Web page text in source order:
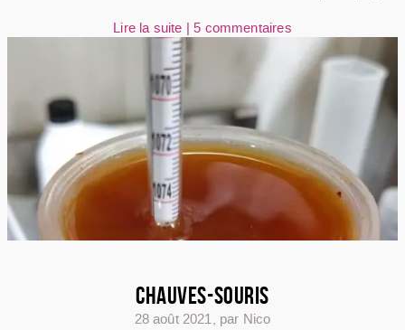
Lire la suite | 5 commentaires
CHAUVES-SOURIS
28 août 2021, par Nico